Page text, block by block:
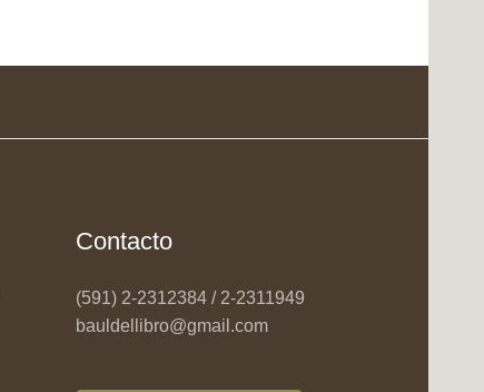
Contacto
(591) 2-2312384 / 2-2311949
bauldellibro@gmail.com